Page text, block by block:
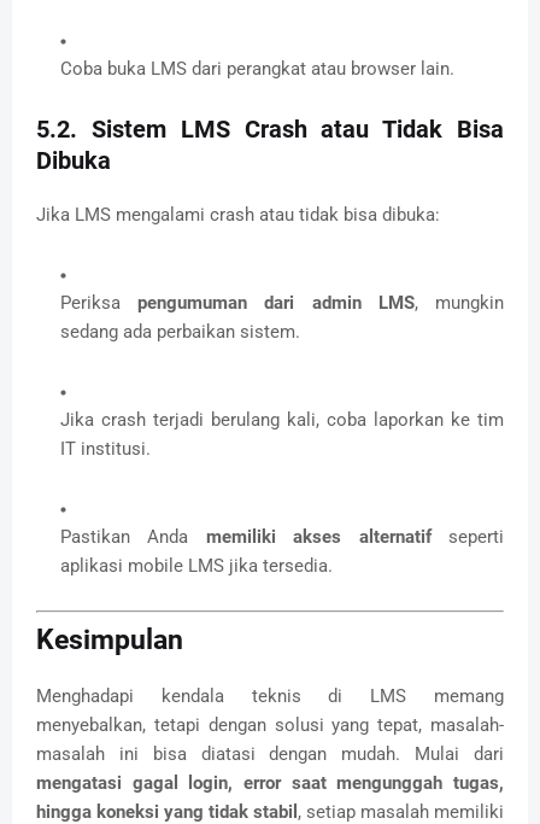
Coba buka LMS dari perangkat atau browser lain.
5.2. Sistem LMS Crash atau Tidak Bisa
Dibuka
Jika LMS mengalami crash atau tidak bisa dibuka:
Periksapengumuman dari admin LMS, mungkin
sedang ada perbaikan sistem.
Jika crash terjadi berulang kali, coba laporkan ke tim
IT institusi.
Pastikan Anda memiliki akses alternatifseperti
aplikasi mobile LMS jika tersedia.
Kesimpulan
Menghadapi kendala teknis di LMS memang
menyebalkan, tetapi dengan solusi yang tepat, masalah-
masalah ini bisa diatasi dengan mudah. Mulai dari
mengatasi gagal login, error saat mengunggah tugas,
hingga koneksi yang tidak stabil , setiap masalah memiliki